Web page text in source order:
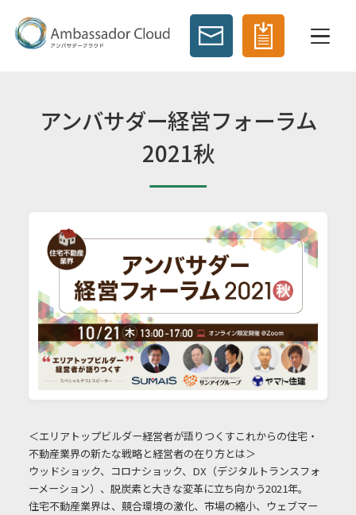
アンバサダー経営フォーラム
2021秋
＜エリアトップビルダー経営者が語りつくすこれからの住宅・
不動産業界の新たな戦略と経営者の在り方とは＞
ウッドショック、コロナショック、DX（デジタルトランスフォ
ーメーション）、脱炭素と大きな変革に立ち向かう2021年。
住宅不動産業界は、競合環境の激化、市場の縮小、ウェブマー